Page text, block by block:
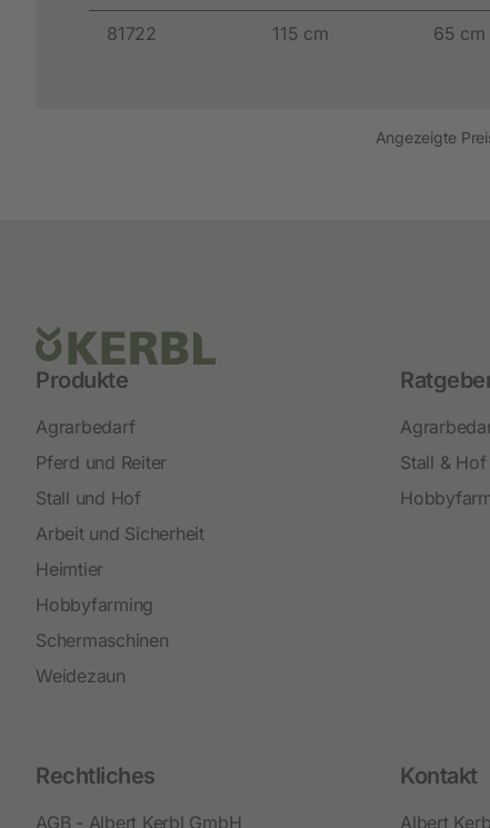
81722 115 cm 65 cm
Angezeigte
Produkte
Agrarbedarf
Pferd und Reiter
Stall und Hof
Arbeit und Sicherheit
Heimtier
Hobbyfarming
Schermaschinen
Weidezaun
Stall & Hof
Rechtliches
AGB - Albert Kerbl GmbH
Kontakt
Albert